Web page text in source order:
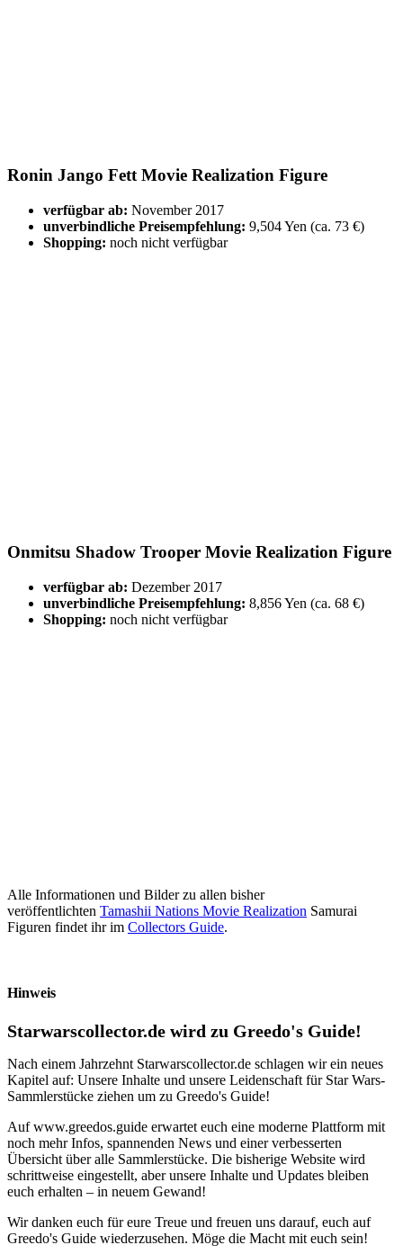
Ronin Jango Fett Movie Realization Figure
verfügbar ab: November 2017
unverbindliche Preisempfehlung: 9,504 Yen (ca. 73 €)
Shopping: noch nicht verfügbar
Onmitsu Shadow Trooper Movie Realization Figure
verfügbar ab: Dezember 2017
unverbindliche Preisempfehlung: 8,856 Yen (ca. 68 €)
Shopping: noch nicht verfügbar
Alle Informationen und Bilder zu allen bisher
veröffentlichten Tamashii Nations Movie Realization Samurai
Figuren findet ihr im Collectors Guide.
Hinweis
Starwarscollector.de wird zu Greedo's Guide!
Nach einem Jahrzehnt Starwarscollector.de schlagen wir ein neues
Kapitel auf: Unsere Inhalte und unsere Leidenschaft für Star Wars-
Sammlerstücke ziehen um zu Greedo's Guide!
Auf www.greedos.guide erwartet euch eine moderne Plattform mit
noch mehr Infos, spannenden News und einer verbesserten
Übersicht über alle Sammlerstücke. Die bisherige Website wird
schrittweise eingestellt, aber unsere Inhalte und Updates bleiben
euch erhalten – in neuem Gewand!
Wir danken euch für eure Treue und freuen uns darauf, euch auf
Greedo's Guide wiederzusehen. Möge die Macht mit euch sein!